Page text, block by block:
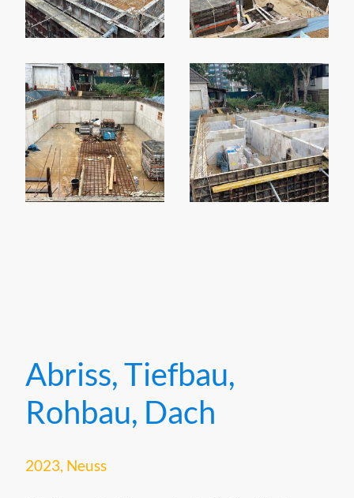
Abriss, Tiefbau,
Rohbau, Dach
2023, Neuss